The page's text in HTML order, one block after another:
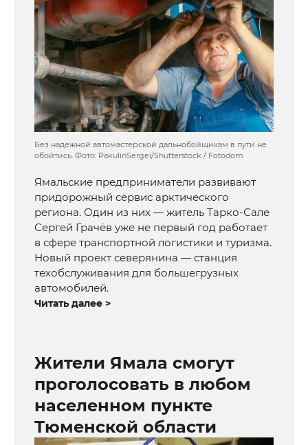
Без надежной автомастерской дальнобойщикам в пути не
обойтись. Фото: PakulinSergei/Shutterstock / Fotodom
Ямальские предприниматели развивают
придорожный сервис арктического
региона. Один из них — житель Тарко-Сале
Сергей Грачёв уже не первый год работает
в сфере транспортной логистики и туризма.
Новый проект северянина — станция
техобслуживания для большегрузных
автомобилей.
Читать далее >
Жители Ямала смогут
проголосовать в любом
населенном пункте
Тюменской области